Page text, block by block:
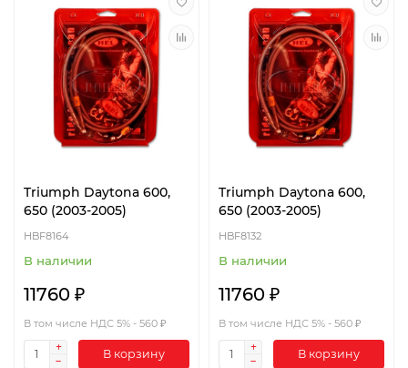
Triumph Daytona 600,
650 (2003-2005)
HBF8164
В наличии
11760 ₽
В том числе НДС 5% - 560 ₽
В корзину
Triumph Daytona 600,
650 (2003-2005)
HBF8132
В наличии
11760 ₽
В том числе НДС 5% - 560 ₽
В корзину